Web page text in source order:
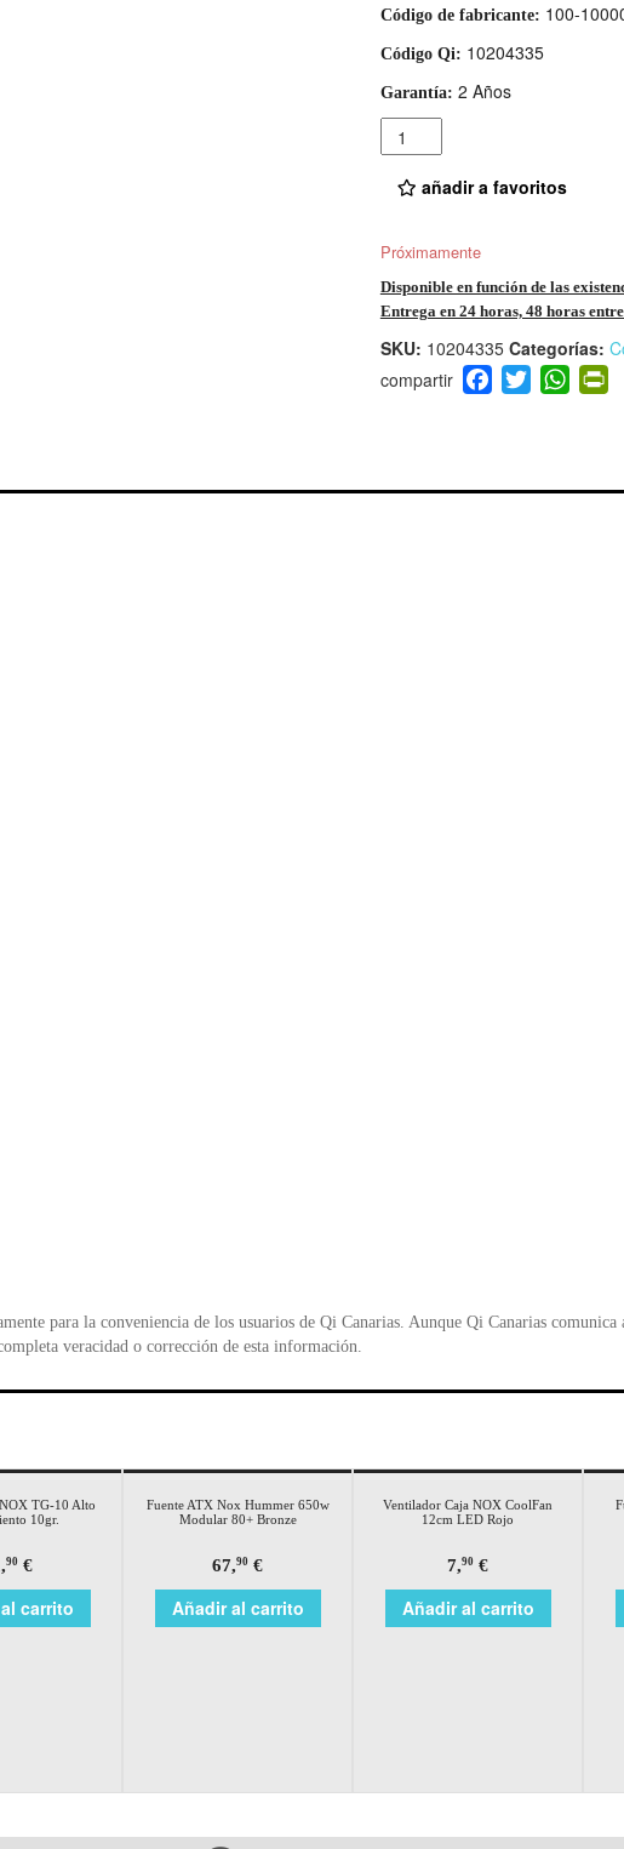
Código de fabricante: 100-
Código Qi: 10204335
Garantía: 2 Años
Cantidad
añadir a favoritos
Próximamente
Disponible en función de las
Entrega en 24 horas, 48 horas
SKU: 10204335 Categorías:
F
a
b
T
wi
W
h
A
Pr
in
e
para la conveniencia de los usuarios de Qi Canarias. Aunque Qi Canarias
veracidad o corrección de esta información.
TG-10 Alto
10gr.
90 €
carrito
Fuente ATX Nox Hummer 650w
Modular 80+ Bronze
67,90 €
Añadir al carrito
Ventilador Caja NOX CoolFan
12cm LED Rojo
7,90 €
Añadir al carrito